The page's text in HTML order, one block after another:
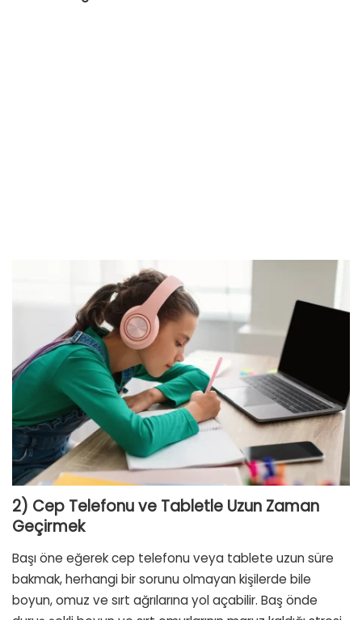
2) Cep Telefonu ve Tabletle Uzun Zaman
Geçirmek
Başı öne eğerek cep telefonu veya tablete uzun süre
bakmak, herhangi bir sorunu olmayan kişilerde bile
boyun, omuz ve sırt ağrılarına yol açabilir. Baş önde